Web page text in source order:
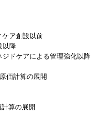
ア創設以前
降
ドケアによる管理強化以降
価計算の展開
算の展開